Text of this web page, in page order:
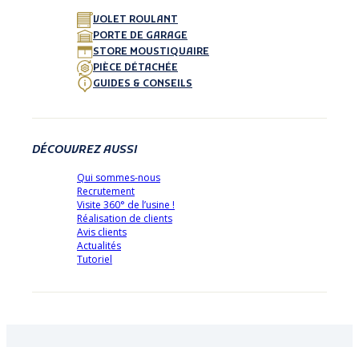
VOLET ROULANT
PORTE DE GARAGE
STORE MOUSTIQUAIRE
PIÈCE DÉTACHÉE
GUIDES & CONSEILS
DÉCOUVREZ AUSSI
Qui sommes-nous
Recrutement
Visite 360° de l’usine !
Réalisation de clients
Avis clients
Actualités
Tutoriel